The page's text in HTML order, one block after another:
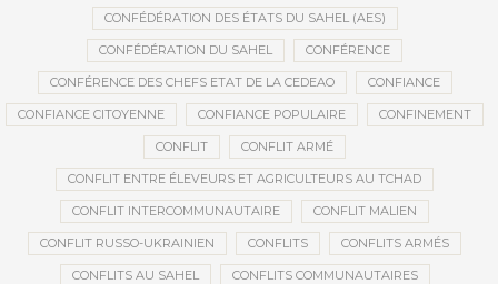
CONFÉDÉRATION DES ÉTATS DU SAHEL (AES)
CONFÉDÉRATION DU SAHEL CONFÉRENCE
CONFÉRENCE DES CHEFS ETAT DE LA CEDEAO CONFIANCE
CONFIANCE CITOYENNE CONFIANCE POPULAIRE CONFINEMENT
CONFLIT CONFLIT ARMÉ
CONFLIT ENTRE ÉLEVEURS ET AGRICULTEURS AU TCHAD
CONFLIT INTERCOMMUNAUTAIRE CONFLIT MALIEN
CONFLIT RUSSO-UKRAINIEN CONFLITS CONFLITS ARMÉS
CONFLITS AU SAHEL CONFLITS COMMUNAUTAIRES